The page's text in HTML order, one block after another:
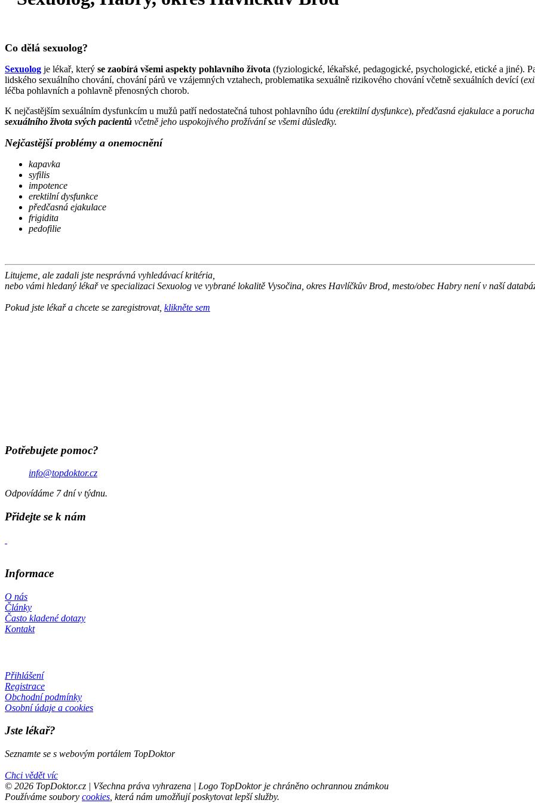
Co dělá sexuolog?
Sexuolog je lékař, který se zaobírá všemi aspekty pohlavního života (fyziologické, lékařské, pedagogické, psychologické, etické a
lidského sexuálního chování, chování párů ve vzájemných vztahech, problematika sexuálně rizikového chování včetně sexuálních devící (
léčba pohlavních a pohlavně přenosných chorob.
K nejčastějším sexuálním dysfunkcím u mužů patří nedostatečná tuhost pohlavního údu (erektilní dysfunkce), předčasná ejakulace a
sexuálního života svých pacientů včetně jeho uspokojivého prožívání se všemi důsledky.
Nejčastější problémy a onemocnění
kapavka
syfilis
impotence
erektilní dysfunkce
předčasná ejakulace
frigidita
pedofilie
Litujeme, ale zadali jste nesprávná vyhledávací kritéria,
nebo vámi hledaný lékař ve specializaci Sexuolog ve vybrané lokalitě Vysočina, okres Havlíčkův Brod, mesto/obec Habry není v naší
Pokud jste lékař a chcete se zaregistrovat, klikněte sem
Potřebujete pomoc?
info@topdoktor.cz
Odpovídáme 7 dní v týdnu.
Přidejte se k nám
Informace
O nás
Články
Často kladené dotazy
Kontakt
Přihlášení
Registrace
Obchodní podmínky
Osobní údaje a cookies
Jste lékař?
Seznamte se s webovým portálem TopDoktor
Chci vědět víc
© 2026 TopDoktor.cz | Všechna práva vyhrazena | Logo TopDoktor je chráněno ochrannou známkou
Používáme soubory cookies , která nám umožňují poskytovat lepší služby.